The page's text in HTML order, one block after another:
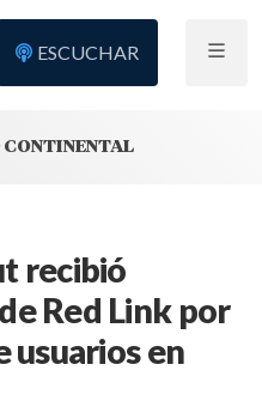
ESCUCHAR
CONTINENTAL
recibió
Red Link por
usuarios en